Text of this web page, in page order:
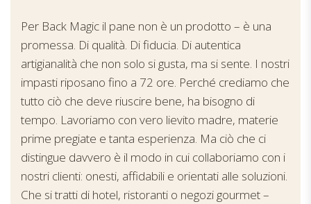
Per Back Magic il pane non è un prodotto – è una
promessa. Di qualità. Di fiducia. Di autentica
artigianalità che non solo si gusta, ma si sente. I nostri
impasti riposano fino a 72 ore. Perché crediamo che
tutto ciò che deve riuscire bene, ha bisogno di
tempo. Lavoriamo con vero lievito madre, materie
prime pregiate e tanta esperienza. Ma ciò che ci
distingue davvero è il modo in cui collaboriamo con i
nostri clienti: onesti, affidabili e orientati alle soluzioni.
Che si tratti di hotel, ristoranti o negozi gourmet –